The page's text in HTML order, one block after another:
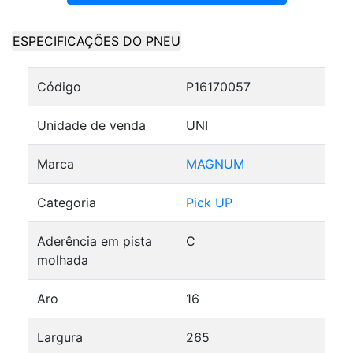
ESPECIFICAÇÕES DO PNEU
Código P16170057
Unidade de venda UNI
Marca MAGNUM
Categoria Pick UP
Aderência em pista
molhada
C
Aro 16
Largura 265